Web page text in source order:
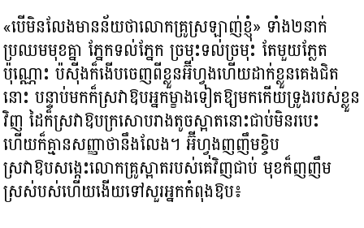
«បើមិនលែងមានន័យថាលោកគ្រូស្រឡាញ់ខ្ញុំ» ទាំង២នាក់
ប្រឈមមុខគ្នា ភ្នែកទល់ភ្នែក ច្រមុះទល់ច្រមុះ តែមួយភ្លែត
ប៉ុណ្ណោះ ប៉ស៊ីងក៏ងើបចេញពីខ្លួនអ៊ីហ្វុងហើយដាក់ខ្លួនគេងជិត
នោះ បន្ទាប់មកក៏ស្រវាឱបអ្នកម្ខាងទៀតឱ្យមកកើយទ្រូងរបស់ខ្លួន
វិញ ដៃក៏ស្រវាឱបក្រសោបរាងតូចស្អាតនោះជាប់មិនរបេះ
ហើយក៏គ្មានសញ្ញាថានឹងលែង។ អ៊ីហ្វុងញញឹមខ្ចិប
ស្រវាឱបសង្កេះលោកគ្រូស្អាតរបស់គេវិញជាប់ មុខក៏ញញឹម
ស្រស់បស់ហើយងើយទៅសួរអ្នកកំពុងឱប៖